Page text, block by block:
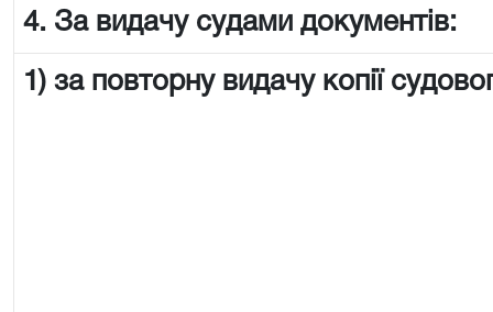
4. За видачу судами документів:
1) за повторну видачу копії